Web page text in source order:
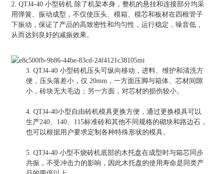
2. QTJ4-40 小型砖机 除了机架本身，整机的悬挂和连接部分均采
用弹簧、振动成型，不仅使压头、模箱、模芯和板材在四根管子
下振动，保证了产品的高致密性和均匀性，运行稳定，噪音低，
从而达到良好的减振效果。
3. QTJ4-40 小型砖机压头可纵向移动，进料、维护和清洗方
便，压头落差小，仅 20mm，一方面压脚与箱体、芯材间隙
小，砖块无大毛边；另一方面，对芯材的损伤较小。
4. QTJ4-40小型自由砖机模具更换方便，通过更换模具可以
生产240、140、115标准砖和其他不同规格的砌块和路边石，
也可以根据用户要求定制各种特殊形状的模具。
5. QTJ4-40 小型不烧砖机底部的木托盘在成型时与箱芯同步
共振，不受冲击力的影响，因此木托盘的使用寿命是同类产